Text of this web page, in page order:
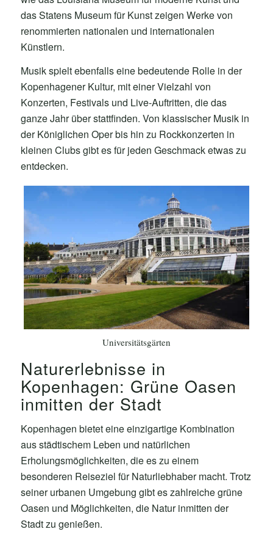
das Statens Museum für Kunst zeigen Werke von
renommierten nationalen und internationalen
Künstlern.
Musik spielt ebenfalls eine bedeutende Rolle in der
Kopenhagener Kultur, mit einer Vielzahl von
Konzerten, Festivals und Live-Auftritten, die das
ganze Jahr über stattfinden. Von klassischer Musik in
der Königlichen Oper bis hin zu Rockkonzerten in
kleinen Clubs gibt es für jeden Geschmack etwas zu
entdecken.
Universitätsgärten
Naturerlebnisse in
Kopenhagen: Grüne Oasen
inmitten der Stadt
Kopenhagen bietet eine einzigartige Kombination
aus städtischem Leben und natürlichen
Erholungsmöglichkeiten, die es zu einem
besonderen Reiseziel für Naturliebhaber macht. Trotz
seiner urbanen Umgebung gibt es zahlreiche grüne
Oasen und Möglichkeiten, die Natur inmitten der
Stadt zu genießen.